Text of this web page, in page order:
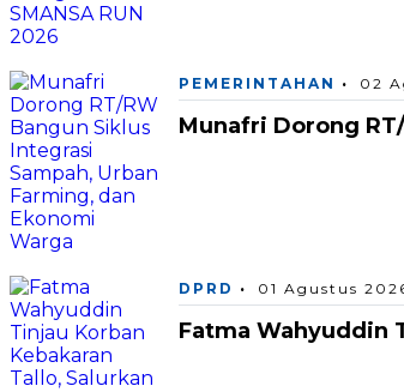
PEMERINTAHAN 02
Munafri Dorong
DPRD 01 Agustus
Fatma Wahyuddin